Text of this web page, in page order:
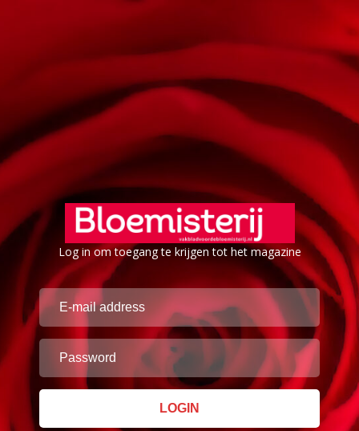
Log in om toegang te krijgen tot het magazine